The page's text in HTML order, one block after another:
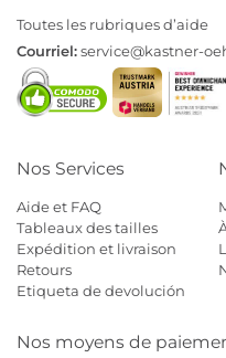
Toutes les rubriques d’aide
Courriel:service@kastner-
Nos Services
Aide et FAQ
Tableaux des tailles
Expédition et livraison
Retours
Etiqueta de devolución
Nos moyens de